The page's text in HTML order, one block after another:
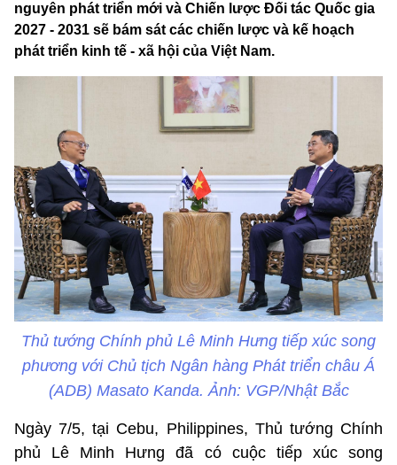
nguyên phát triển mới và Chiến lược Đối tác Quốc gia
2027 - 2031 sẽ bám sát các chiến lược và kế hoạch
phát triển kinh tế - xã hội của Việt Nam.
Thủ tướng Chính phủ Lê Minh Hưng tiếp xúc song
phương với Chủ tịch Ngân hàng Phát triển châu Á
(ADB) Masato Kanda. Ảnh: VGP/Nhật Bắc
Ngày 7/5, tại Cebu, Philippines, Thủ tướng Chính
phủ Lê Minh Hưng đã có cuộc tiếp xúc song